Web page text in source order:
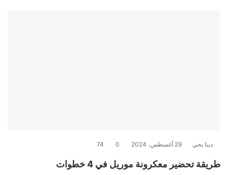
دينا يحي 29 أغسطس، 2024 0
74
طريقة تحضير معكرونة موريل في 4 خطوات